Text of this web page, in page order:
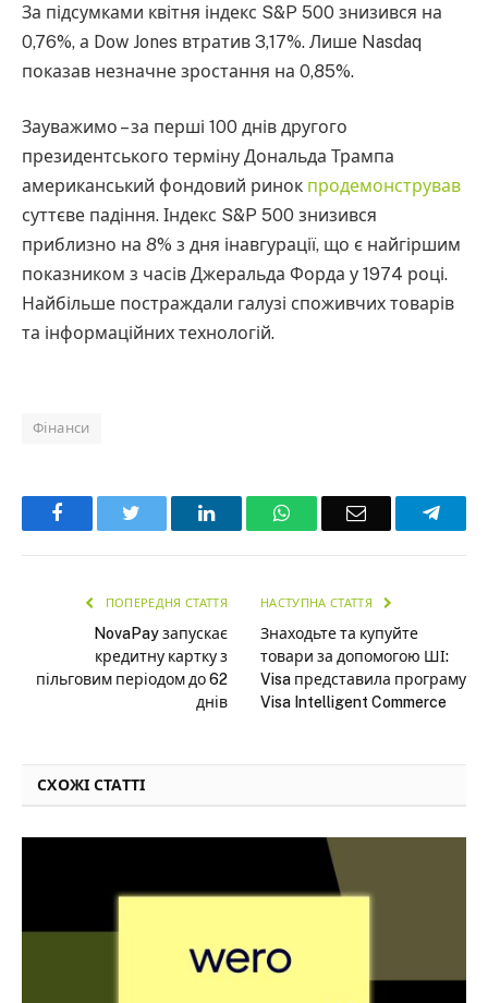
За підсумками квітня індекс S&P 500 знизився на
0,76%, а Dow Jones втратив 3,17%. Лише Nasdaq
показав незначне зростання на 0,85%.
Зауважимо – за перші 100 днів другого
президентського терміну Дональда Трампа
американський фондовий ринок продемонстрував
суттєве падіння. Індекс S&P 500 знизився
приблизно на 8% з дня інавгурації, що є найгіршим
показником з часів Джеральда Форда у 1974 році.
Найбільше постраждали галузі споживчих товарів
та інформаційних технологій.
Фінанси
Facebook LinkedInWhatsAppEmail
ПОПЕРЕДНЯ СТАТТЯ
NovaPay запускає
кредитну картку з
пільговим періодом до 62
днів
НАСТУПНА СТАТТЯ
Знаходьте та купуйте
товари за допомогою ШІ:
Visa представила програму
Visa Intelligent Commerce
СХОЖІ СТАТТІ